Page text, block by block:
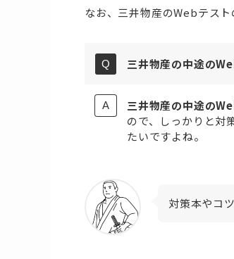
なお、三井物産のWebテス
三井物産の中途の
三井物産の中途の
ので、しっかりと対
たいですよね。
対策本やコ